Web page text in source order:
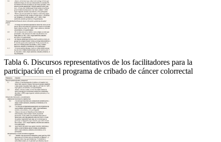
Tabla 6. Discursos representativos de los facilitadores para la
participación en el programa de cribado de cáncer colorrectal